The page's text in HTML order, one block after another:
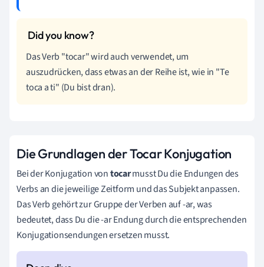
Das Verb "tocar" wird auch verwendet, um
auszudrücken, dass etwas an der Reihe ist, wie in "Te
toca a ti" (Du bist dran).
Die Grundlagen der Tocar Konjugation
Bei der Konjugation vontocarmusst Du die Endungen des
Verbs an die jeweilige Zeitform und das Subjekt anpassen.
Das Verb gehört zur Gruppe der Verben auf -ar, was
bedeutet, dass Du die -ar Endung durch die entsprechenden
Konjugationsendungen ersetzen musst.